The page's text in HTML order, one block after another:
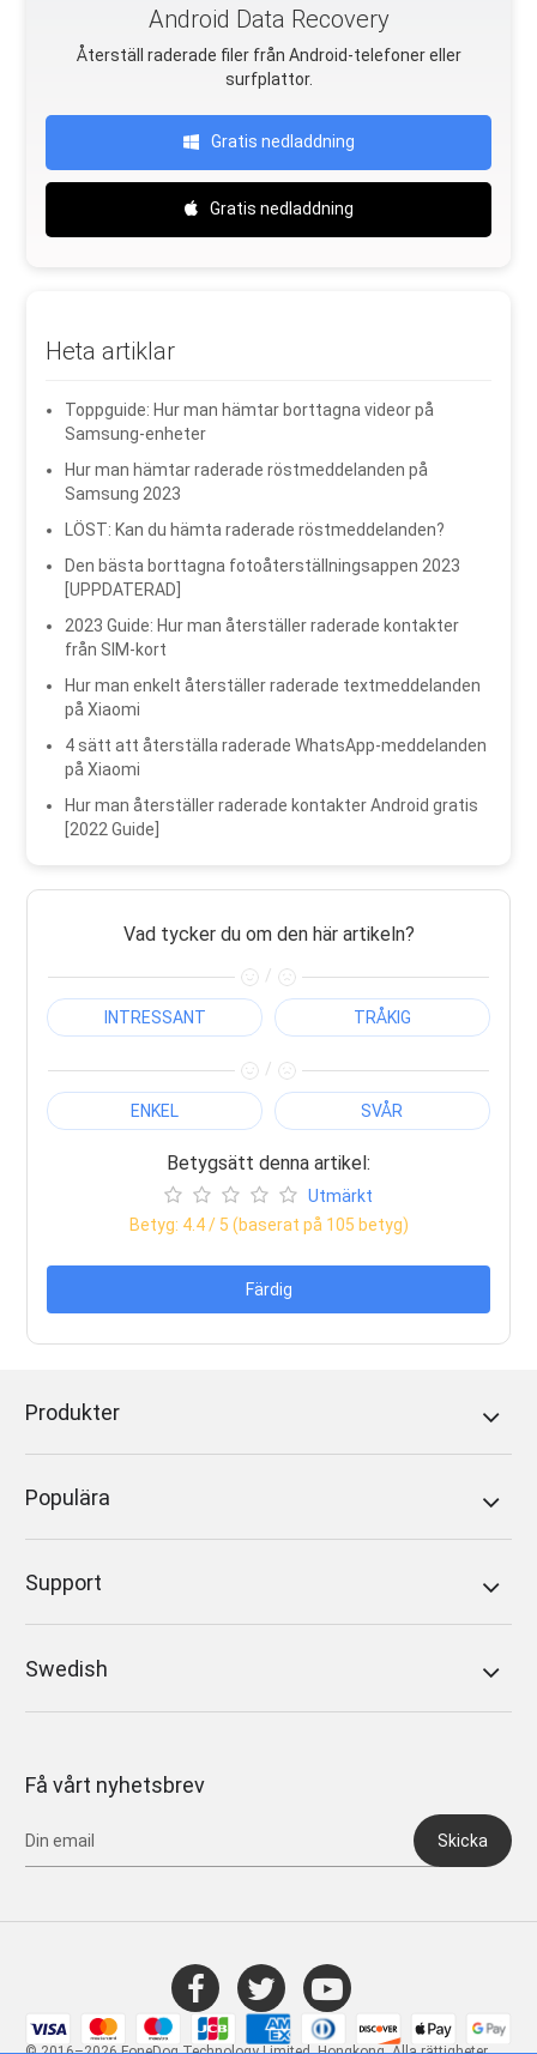
Android Data Recovery
Återställ raderade filer från Android-telefoner eller
surfplattor.
Gratis nedladdning
Gratis nedladdning
Heta artiklar
Toppguide: Hur man hämtar borttagna videor på
Samsung-enheter
Hur man hämtar raderade röstmeddelanden på
Samsung 2023
LÖST: Kan du hämta raderade röstmeddelanden?
Den bästa borttagna fotoåterställningsappen 2023
[UPPDATERAD]
2023 Guide: Hur man återställer raderade kontakter
från SIM-kort
Hur man enkelt återställer raderade textmeddelanden
på Xiaomi
4 sätt att återställa raderade WhatsApp-meddelanden
på Xiaomi
Hur man återställer raderade kontakter Android gratis
[2022 Guide]
Vad tycker du om den här artikeln?
/
INTRESSANT TRÅKIG
/
ENKEL SVÅR
Betygsätt denna artikel:
Utmärkt
Betyg: 4.4/ 5 (baserat på 105 betyg)
Färdig
Produkter
Populära
Support
Swedish
Få vårt nyhetsbrev
Skicka